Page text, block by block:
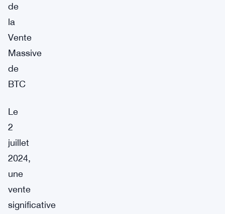
de
la
Vente
Massive
de
BTC
Le
2
juillet
2024,
une
vente
significative